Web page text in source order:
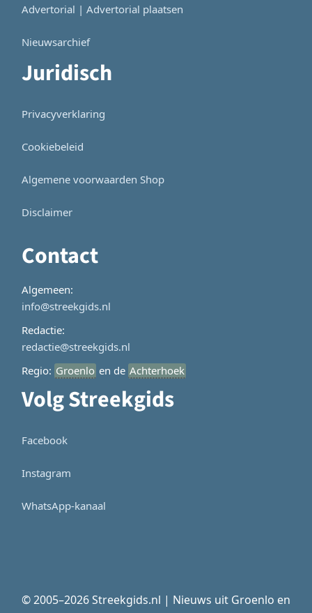
Advertorial | Advertorial plaatsen
Nieuwsarchief
Juridisch
Privacyverklaring
Cookiebeleid
Algemene voorwaarden Shop
Disclaimer
Contact
Algemeen:
info@streekgids.nl
Redactie:
redactie@streekgids.nl
Regio: Groenlo en de Achterhoek
Volg Streekgids
Facebook
Instagram
WhatsApp-kanaal
© 2005–2026 Streekgids.nl | Nieuws uit Groenlo en